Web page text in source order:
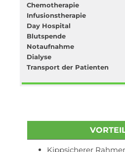
Chemotherapie
Infusionstherapie
Day Hospital
Blutspende
Notaufnahme
Dialyse
Transport der Patienten
Kippsicherer